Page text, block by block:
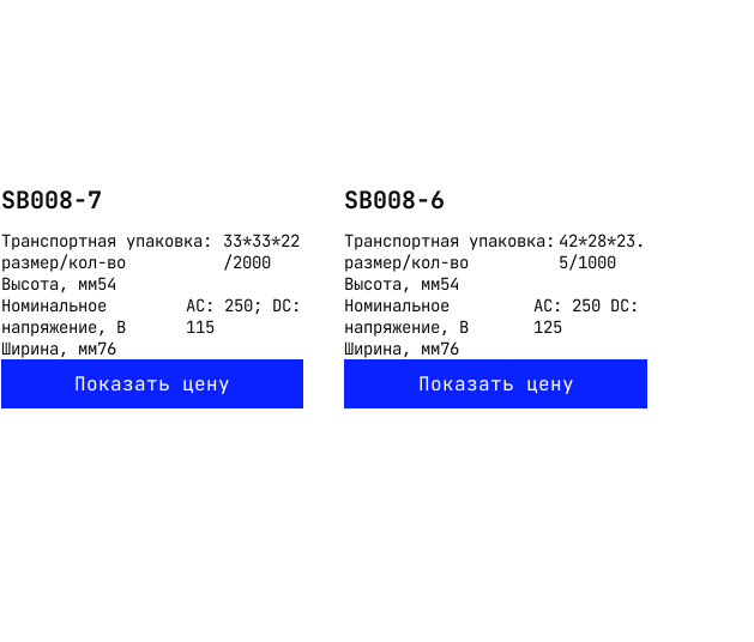
SB008-7
Транспортная упаковка:
размер/кол-во
33*33*22
/2000
Высота, мм54
Номинальное
напряжение, В
AC: 250; DC:
115
Ширина, мм76
Показать цену
SB008-6
Транспортная упаковка:
размер/кол-во
42*28*23.
5/1000
Высота, мм54
Номинальное
напряжение, В
АС: 250 DC:
125
Ширина, мм76
Показать цену